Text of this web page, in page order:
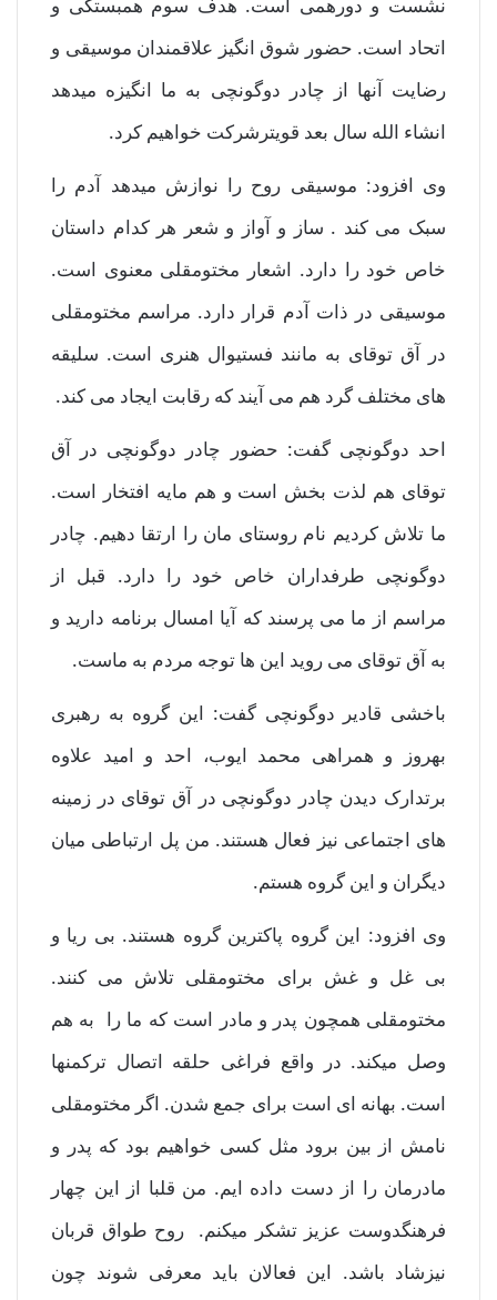
اتحاد است. حضور شوق انگیز علاقمندان موسیقی و
رضایت آنها از چادر دوگونچی به ما انگیزه میدهد
انشاء الله سال بعد قویترشرکت خواهیم کرد.
وی افزود: موسیقی روح را نوازش میدهد آدم را
سبک می کند . ساز و آواز و شعر هر کدام داستان
خاص خود را دارد. اشعار مختومقلی معنوی است.
موسیقی در ذات آدم قرار دارد. مراسم مختومقلی
در آق توقای به مانند فستیوال هنری است. سلیقه
های مختلف گرد هم می آیند که رقابت ایجاد می کند.
احد دوگونچی گفت: حضور چادر دوگونچی در آق
توقای هم لذت بخش است و هم مایه افتخار است.
ما تلاش کردیم نام روستای مان را ارتقا دهیم. چادر
دوگونچی طرفداران خاص خود را دارد. قبل از
مراسم از ما می پرسند که آیا امسال برنامه دارید و
به آق توقای می روید این ها توجه مردم به ماست.
باخشی قادیر دوگونچی گفت: این گروه به رهبری
بهروز و همراهی محمد ایوب، احد و امید علاوه
برتدارک دیدن چادر دوگونچی در آق توقای در زمینه
های اجتماعی نیز فعال هستند. من پل ارتباطی میان
دیگران و این گروه هستم.
وی افزود: این گروه پاکترین گروه هستند. بی ریا و
بی غل و غش برای مختومقلی تلاش می کنند.
مختومقلی همچون پدر و مادر است که ما را به هم
وصل میکند. در واقع فراغی حلقه اتصال ترکمنها
است. بهانه ای است برای جمع شدن. اگر مختومقلی
نامش از بین برود مثل کسی خواهیم بود که پدر و
مادرمان را از دست داده ایم. من قلبا از این چهار
فرهنگدوست عزیز تشکر میکنم. روح طواق قربان
نیزشاد باشد. این فعالان باید معرفی شوند چون